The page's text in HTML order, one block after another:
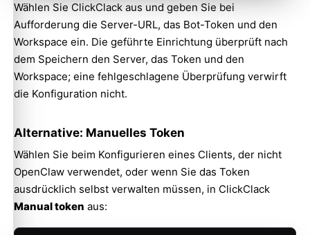
Wählen Sie ClickClack aus und geben Sie bei
Aufforderung die Server-URL, das Bot-Token und den
Workspace ein. Die geführte Einrichtung überprüft nach
dem Speichern den Server, das Token und den
Workspace; eine fehlgeschlagene Überprüfung verwirft
die Konfiguration nicht.
Alternative: Manuelles Token
Wählen Sie beim Konfigurieren eines Clients, der nicht
OpenClaw verwendet, oder wenn Sie das Token
ausdrücklich selbst verwalten müssen, in ClickClack
Manual token aus: